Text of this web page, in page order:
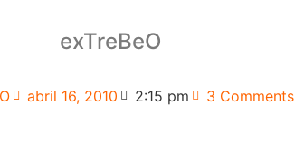
exTreBeO
abril 16, 2010 2:15 pm 3 Comments